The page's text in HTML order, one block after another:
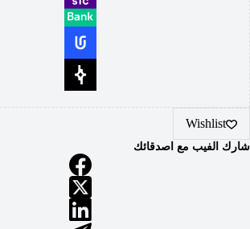
Wishlist
شارك الفيب مع اصدقائك